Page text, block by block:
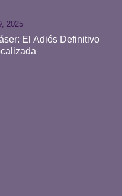
El Adiós Definitivo
2025